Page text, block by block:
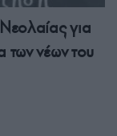
για
νέων του